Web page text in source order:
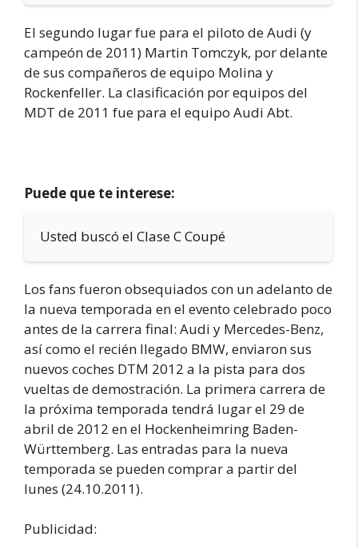
El segundo lugar fue para el piloto de Audi (y
campeón de 2011) Martin Tomczyk, por delante
de sus compañeros de equipo Molina y
Rockenfeller. La clasificación por equipos del
MDT de 2011 fue para el equipo Audi Abt.
Puede que te interese:
Usted buscó el Clase C Coupé
Los fans fueron obsequiados con un adelanto de
la nueva temporada en el evento celebrado poco
antes de la carrera final: Audi y Mercedes-Benz,
así como el recién llegado BMW, enviaron sus
nuevos coches DTM 2012 a la pista para dos
vueltas de demostración. La primera carrera de
la próxima temporada tendrá lugar el 29 de
abril de 2012 en el Hockenheimring Baden-
Württemberg. Las entradas para la nueva
temporada se pueden comprar a partir del
lunes (24.10.2011).
Publicidad: